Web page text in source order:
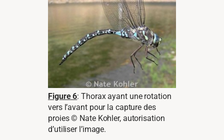
Figure 6: Thorax ayant une rotation
vers l’avant pour la capture des
proies © Nate Kohler, autorisation
d’utiliser l’image.